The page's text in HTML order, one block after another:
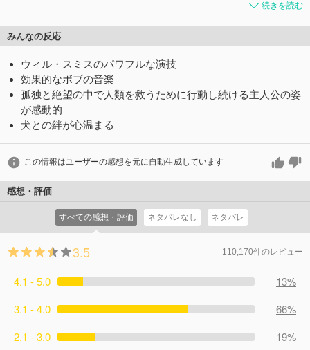
続きを読む
みんなの反応
ウィル・スミスのパワフルな演技
効果的なボブの音楽
孤独と絶望の中で人類を救うために行動し続ける主人公の姿
が感動的
犬との絆が心温まる
この情報はユーザーの感想を元に自動生成しています
感想・評価
すべての感想・評価 ネタバレなし ネタバレ
3.5 110,170件のレビュー
4.1 - 5.0
13%
3.1 - 4.0
66%
2.1 - 3.0
19%